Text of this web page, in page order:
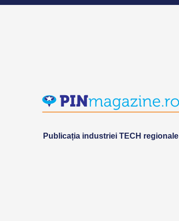
Publicația industriei TECH regionale